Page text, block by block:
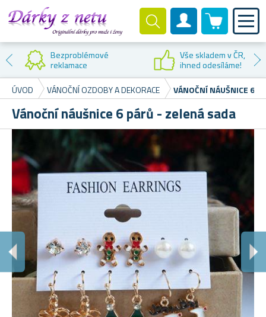
Zákaznický účet
0 produktů
Bezproblémové
reklamace
Vše skladem v ČR,
ihned odesíláme!
ÚVOD
VÁNOČNÍ OZDOBY A DEKORACE VÁNOČNÍ NÁUŠNICE 6
Vánoční náušnice 6 párů - zelená sada